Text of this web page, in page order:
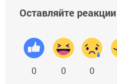
Оставляйте реакции
0 0 0